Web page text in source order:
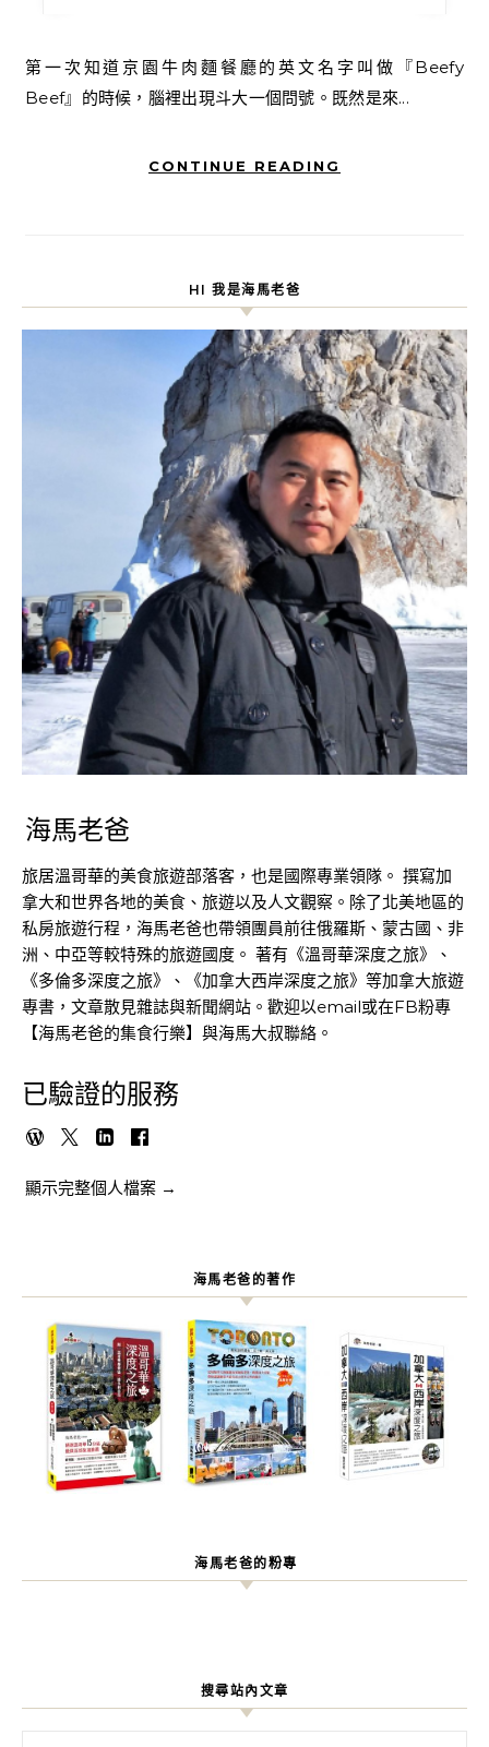
第一次知道京園牛肉麵餐廳的英文名字叫做『Beefy
Beef』的時候，腦裡出現斗大一個問號。既然是來...
CONTINUE READING
HI 我是海馬老爸
海馬老爸
旅居溫哥華的美食旅遊部落客，也是國際專業領隊。 撰寫加
拿大和世界各地的美食、旅遊以及人文觀察。除了北美地區的
私房旅遊行程，海馬老爸也帶領團員前往俄羅斯、蒙古國、非
洲、中亞等較特殊的旅遊國度。 著有《溫哥華深度之旅》、
《多倫多深度之旅》、《加拿大西岸深度之旅》等加拿大旅遊
專書，文章散見雜誌與新聞網站。歡迎以email或在FB粉專
【海馬老爸的集食行樂】與海馬大叔聯絡。
已驗證的服務
顯示完整個人檔案 →
海馬老爸的著作
海馬老爸的粉專
搜尋站內文章